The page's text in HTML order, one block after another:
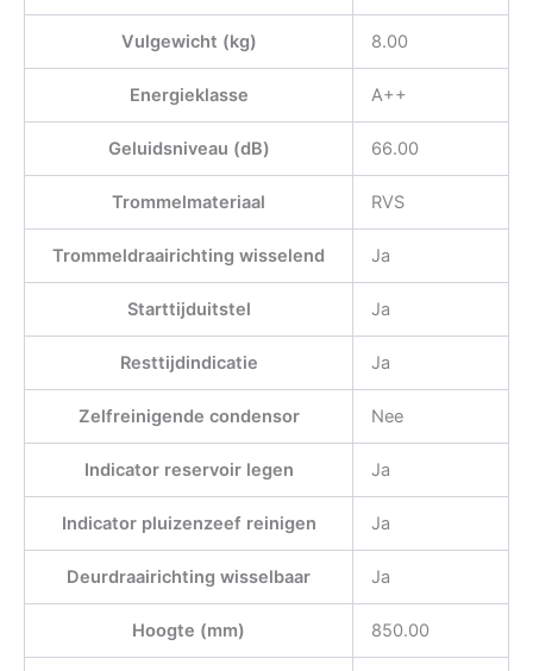
Vulgewicht (kg) 8.00
Energieklasse A++
Geluidsniveau (dB) 66.00
Trommelmateriaal RVS
Trommeldraairichting wisselend Ja
Starttijduitstel Ja
Resttijdindicatie Ja
Zelfreinigende condensor Nee
Indicator reservoir legen Ja
Indicator pluizenzeef reinigen Ja
Deurdraairichting wisselbaar Ja
Hoogte (mm) 850.00